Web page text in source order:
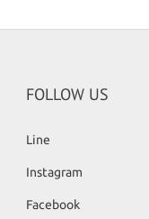
FOLLOW US
Line
Instagram
Facebook